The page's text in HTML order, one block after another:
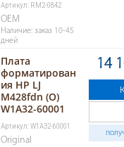
Артикул: RM2-0842
OEM
Наличие: заказ 10-45
дней
Плата
форматирован
ия HP LJ
M428fdn (O)
W1A32-60001
Артикул: W1A32-60001
Original
14